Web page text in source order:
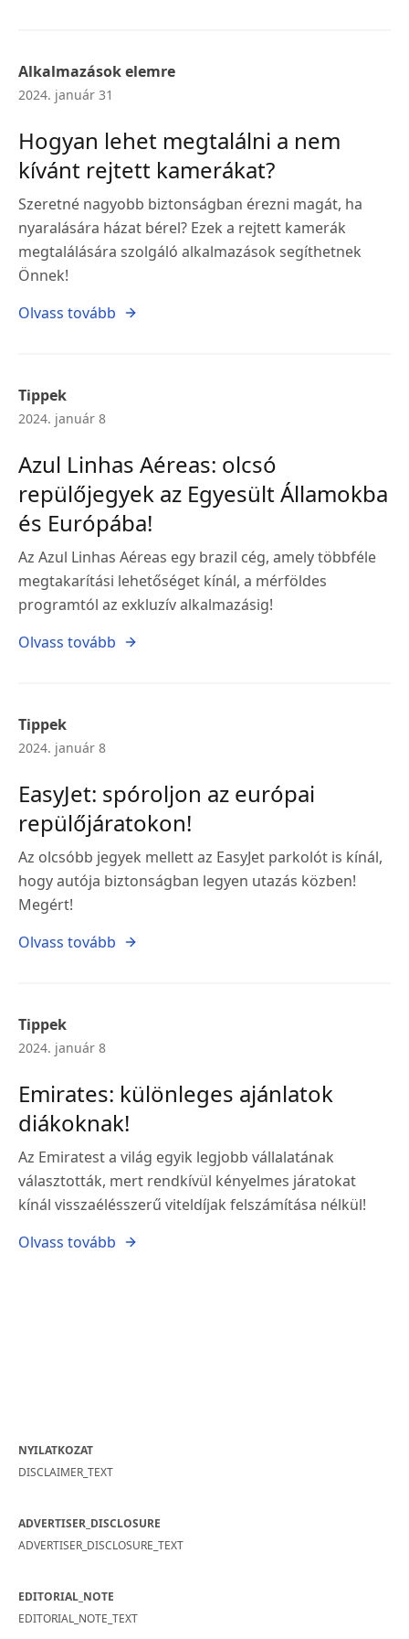
Alkalmazások elemre
2024. január 31
Hogyan lehet megtalálni a nem
kívánt rejtett kamerákat?
Szeretné nagyobb biztonságban érezni magát, ha
nyaralására házat bérel? Ezek a rejtett kamerák
megtalálására szolgáló alkalmazások segíthetnek
Önnek!
Olvass tovább
Tippek
2024. január 8
Azul Linhas Aéreas: olcsó
repülőjegyek az Egyesült Államokba
és Európába!
Az Azul Linhas Aéreas egy brazil cég, amely többféle
megtakarítási lehetőséget kínál, a mérföldes
programtól az exkluzív alkalmazásig!
Olvass tovább
Tippek
2024. január 8
EasyJet: spóroljon az európai
repülőjáratokon!
Az olcsóbb jegyek mellett az EasyJet parkolót is kínál,
hogy autója biztonságban legyen utazás közben!
Megért!
Olvass tovább
Tippek
2024. január 8
Emirates: különleges ajánlatok
diákoknak!
Az Emiratest a világ egyik legjobb vállalatának
választották, mert rendkívül kényelmes járatokat
kínál visszaélésszerű viteldíjak felszámítása nélkül!
Olvass tovább
NYILATKOZAT
DISCLAIMER_TEXT
ADVERTISER_DISCLOSURE
ADVERTISER_DISCLOSURE_TEXT
EDITORIAL_NOTE
EDITORIAL_NOTE_TEXT